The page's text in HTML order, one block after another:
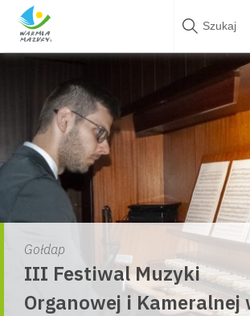
Skip
Gołdap
III Festiwal Muzyki
Organowej i Kameralnej